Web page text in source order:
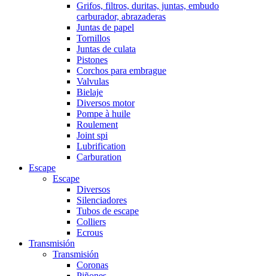
Grifos, filtros, duritas, juntas, embudo
carburador, abrazaderas
Juntas de papel
Tornillos
Juntas de culata
Pistones
Corchos para embrague
Valvulas
Bielaje
Diversos motor
Pompe à huile
Roulement
Joint spi
Lubrification
Carburation
Escape
Escape
Diversos
Silenciadores
Tubos de escape
Colliers
Ecrous
Transmisión
Transmisión
Coronas